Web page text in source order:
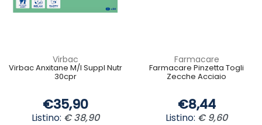
Virbac
Virbac Anxitane M/l Suppl Nutr
30cpr
€35,90
Listino: € 38,90
Farmacare
Farmacare Pinzetta Togli
Zecche Acciaio
€8,44
Listino: € 9,60